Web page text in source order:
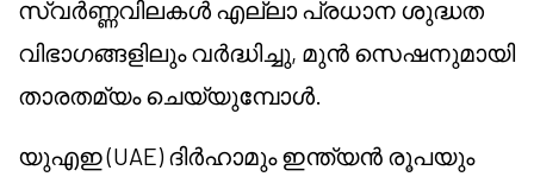
സ്വർണ്ണവിലകൾ എല്ലാ പ്രധാന ശുദ്ധത
വിഭാഗങ്ങളിലും വർദ്ധിച്ചു, മുൻ സെഷനുമായി
താരതമ്യം ചെയ്യുമ്പോൾ.
യുഎഇ (UAE) ദിർഹാമും ഇന്ത്യൻ രൂപയും